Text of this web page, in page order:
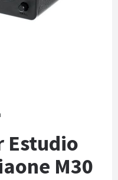
Estudio
M30